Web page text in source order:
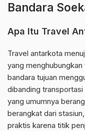
Bandara
Apa Itu Travel
Travel antarkota
yang
bandara tujuan
dibanding
yang umumnya
berangkat dari
praktis karena titik